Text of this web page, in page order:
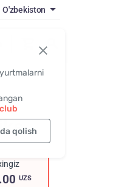
qolish
O'zbekiston
UZS